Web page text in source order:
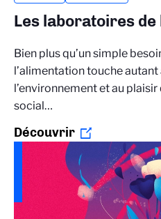
Les laboratoires de
Bien plus qu’un simple
l’alimentation touche autant
l’environnement et au
social…
Découvrir